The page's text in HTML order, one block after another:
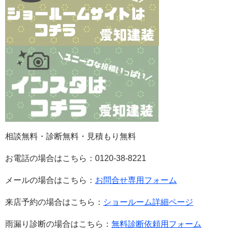
相談無料・診断無料・見積もり無料
お電話の場合はこちら：0120-38-8221
メールの場合はこちら： お問合せ専用フォーム
来店予約の場合はこちら： ショールーム詳細ページ
雨漏り診断の場合はこちら： 無料診断依頼用フォーム